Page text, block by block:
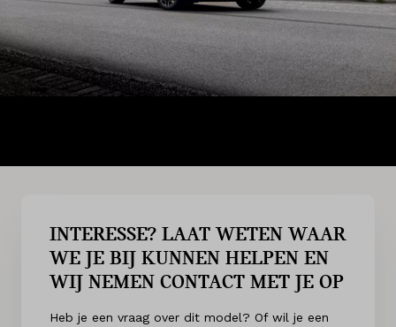
INTERESSE? LAAT WETEN WAAR
WE JE BIJ KUNNEN HELPEN EN
WIJ NEMEN CONTACT MET JE OP
Heb je een vraag over dit model? Of wil je een